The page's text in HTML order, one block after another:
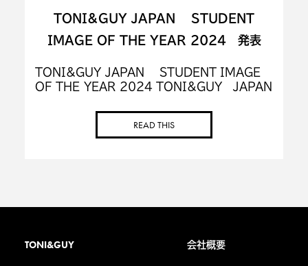
TONI&GUY JAPAN STUDENT
IMAGE OF THE YEAR 2024 発表
TONI&GUY JAPAN STUDENT IMAGE
OF THE YEAR 2024 TONI&GUY JAPAN
に、未来の美容師を育てる活動もしておりま
READ THIS
TONI&GUY 会社概要